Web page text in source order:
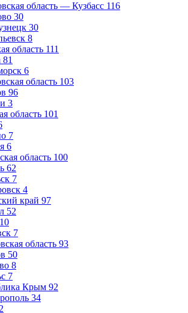
область — Кузбасс 116
30
30
8
область 111
81
6
область 103
96
3
область 101
7
6
область 100
62
7
4
край 97
52
10
7
область 93
50
8
7
Крым 92
34